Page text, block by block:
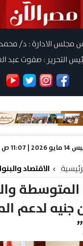
مجلس الادارة : د/
التحرير : صفوت عبد
| 11:07 ص
الاقتصاد
المتوسطة
جنيه لدعم